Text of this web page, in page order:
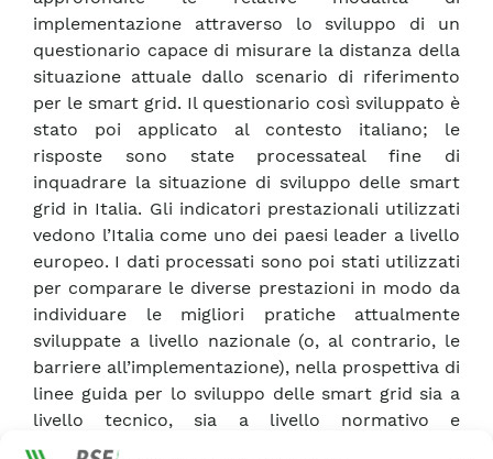
implementazione attraverso lo sviluppo di un
questionario capace di misurare la distanza della
situazione attuale dallo scenario di riferimento
per le smart grid. Il questionario così sviluppato è
stato poi applicato al contesto italiano; le
risposte sono state processateal fine di
inquadrare la situazione di sviluppo delle smart
grid in Italia. Gli indicatori prestazionali utilizzati
vedono l’Italia come uno dei paesi leader a livello
europeo. I dati processati sono poi stati utilizzati
per comparare le diverse prestazioni in modo da
individuare le migliori pratiche attualmente
sviluppate a livello nazionale (o, al contrario, le
barriere all’implementazione), nella prospettiva di
linee guida per lo sviluppo delle smart grid sia a
livello tecnico, sia a livello normativo e
regolatorio. A livello generale, una volta validati e